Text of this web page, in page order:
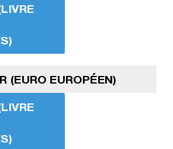
(EURO EUROPÉEN)